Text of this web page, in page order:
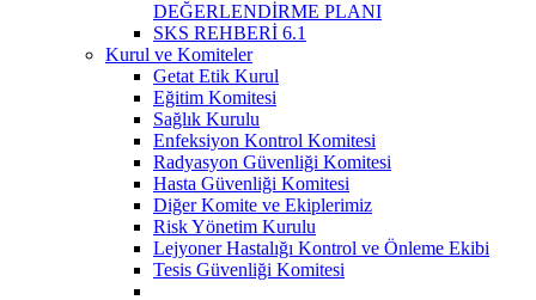
DEĞERLENDİRME PLANI
SKS REHBERİ 6.1
Kurul ve Komiteler
Getat Etik Kurul
Eğitim Komitesi
Sağlık Kurulu
Enfeksiyon Kontrol Komitesi
Radyasyon Güvenliği Komitesi
Hasta Güvenliği Komitesi
Diğer Komite ve Ekiplerimiz
Risk Yönetim Kurulu
Lejyoner Hastalığı Kontrol ve Önleme Ekibi
Tesis Güvenliği Komitesi